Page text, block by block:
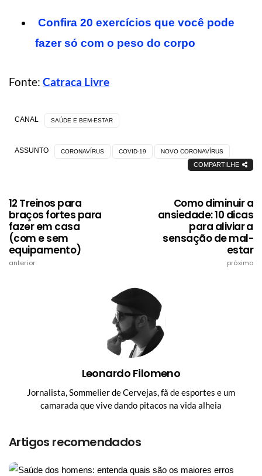
Confira 20 exercícios que você pode
fazer só com o peso do corpo
Fonte: Catraca Livre
CANAL SAÚDE E BEM-ESTAR
ASSUNTO CORONAVÍRUS COVID-19 NOVO CORONAVÍRUS
COMPARTILHE
12 Treinos para
braços fortes para
fazer em casa
(com e sem
equipamento)
anterior
Como diminuir a
ansiedade: 10 dicas
para aliviar a
sensação de mal-
estar
próximo
Leonardo Filomeno
Jornalista, Sommelier de Cervejas, fã de esportes e um
camarada que vive dando pitacos na vida alheia
Artigos recomendados